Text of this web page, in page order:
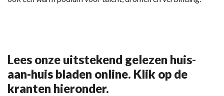
Lees onze uitstekend gelezen huis-
aan-huis bladen online. Klik op de
kranten hieronder.